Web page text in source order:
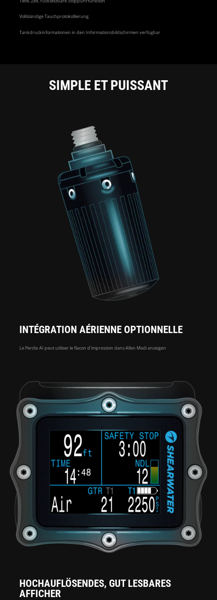
Vollständige Tauchprotokollierung
Tankdruckinformationen in den Informationsbildschirmen verfügbar
SIMPLE ET PUISSANT
INTÉGRATION AÉRIENNE OPTIONNELLE
Le Perdix AI peut utiliser le flacon d'impression dans Allen Modi anzeigen
HOCHAUFLÖSENDES, GUT LESBARES
AFFICHER